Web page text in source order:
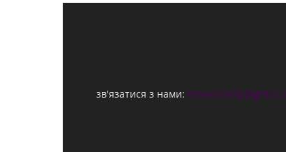
зв'язатися з нами: